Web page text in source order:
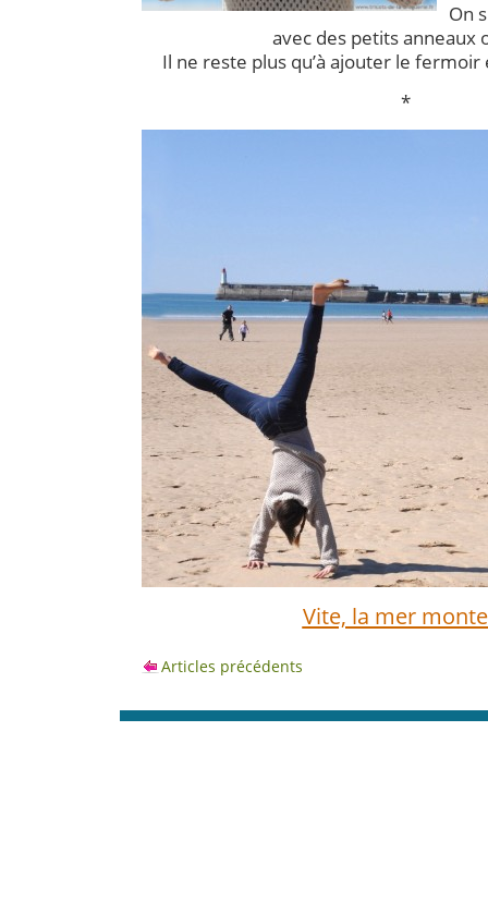
On
avec des petits anneaux
Il ne reste plus qu’à ajouter le
*
Vite, la mer
Articles précédents